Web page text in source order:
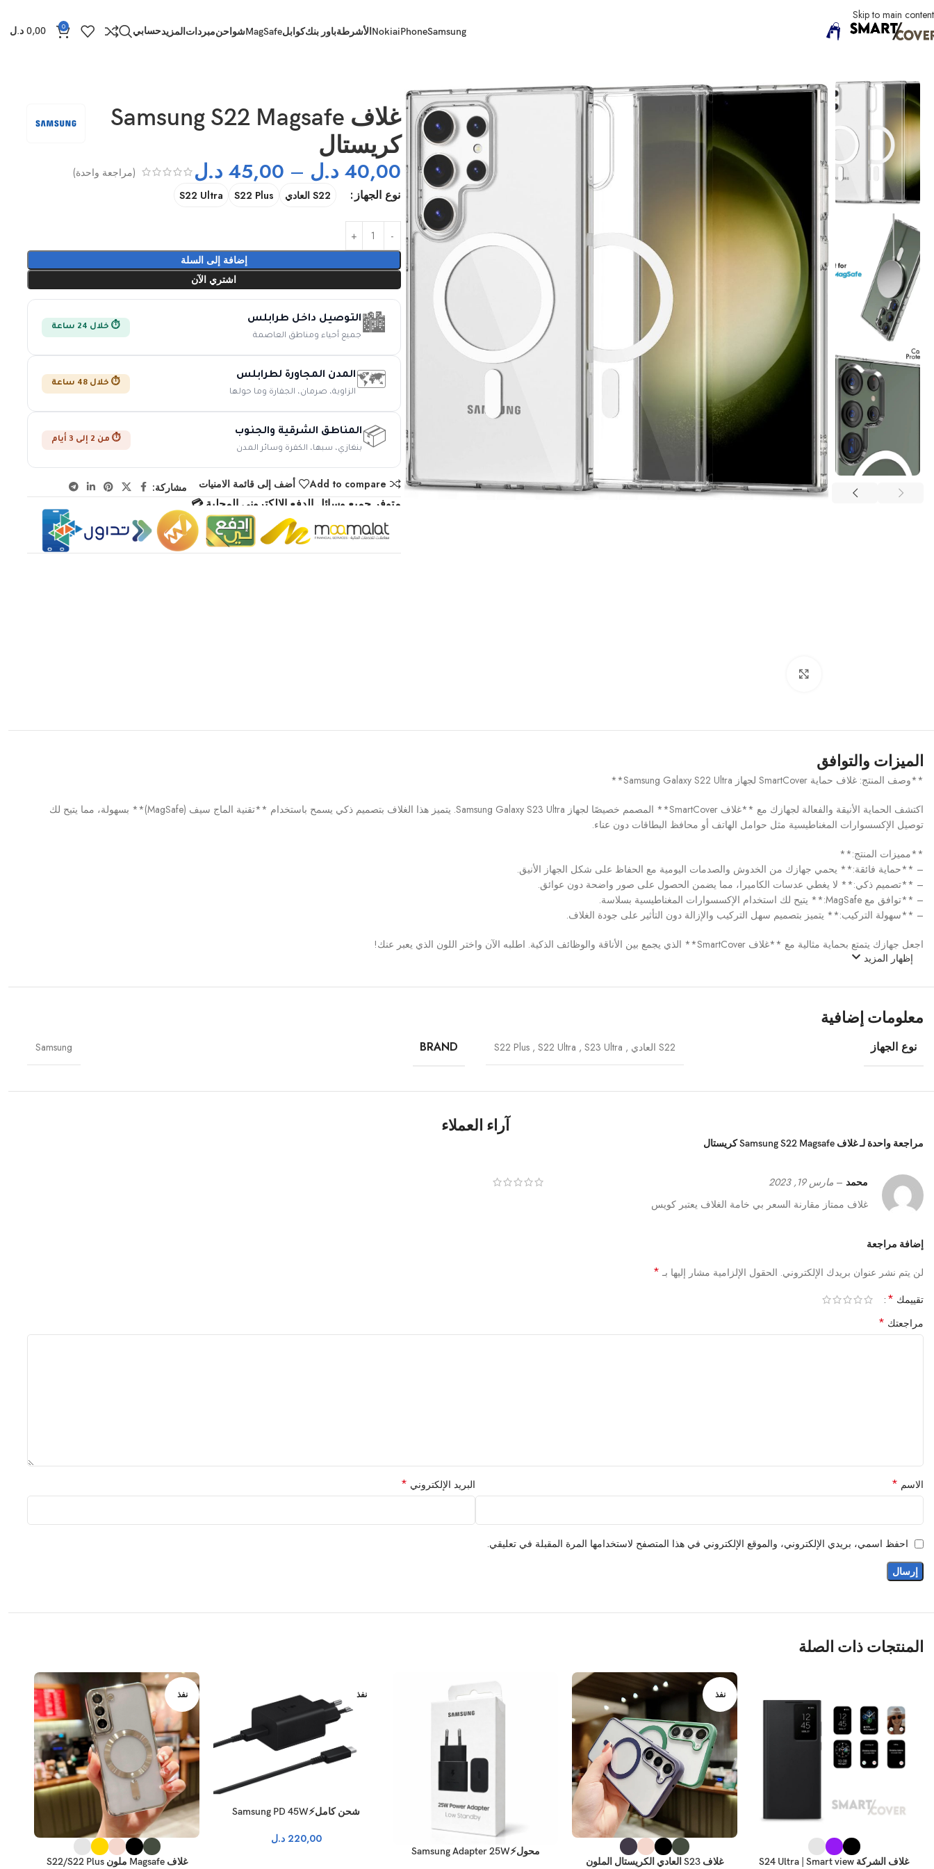
Skip to main content
Samsung
iPhone
Nokia الأشرطةباور بنككوابلMagSafeشواحنمبردات المزيدحسابي 0
0,00 د.ل
غلاف Samsung S22 Magsafe
كريستال
40,00 د.ل –
45,00 د.ل (مراجعة واحدة)
نوع الجهاز S22 العادي S22 Plus
S22 Ultra
إضافة إلى السلة
اشتري الآن
🏙️التوصيل داخل طرابلس
جميع أحياء ومناطق العاصمة
⏱️ خلال 24 ساعة
🗺️المدن المجاورة لطرابلس
الزاوية، صرمان، الجفارة وما حولها
⏱️ خلال 48 ساعة
📦المناطق الشرقية والجنوب
بنغازي، سبها، الكفرة وسائر المدن
⏱️ من 2 إلى 3 أيام
Add to compare أضف إلى قائمة الامنيات مشاركة:
متوفر جميع وسائل الدفع الإلكتروني المحلية 💳
الميزات والتوافق
**وصف المنتج: غلاف حماية SmartCover لجهاز Samsung Galaxy S22 Ultra**
اكتشف الحماية الأنيقة والفعالة لجهازك مع **غلاف SmartCover** المصمم خصيصًا لجهاز Samsung Galaxy S23 Ultra. يتميز هذا الغلاف بتصميم ذكي يسمح باستخدام **تقنية الماج سيف (MagSafe)** بسهولة، مما يتيح لك
توصيل الإكسسوارات المغناطيسية مثل حوامل الهاتف أو محافظ البطاقات دون عناء.
**مميزات المنتج:**
– **حماية فائقة:** يحمي جهازك من الخدوش والصدمات اليومية مع الحفاظ على شكل الجهاز الأنيق.
– **تصميم ذكي:** لا يغطي عدسات الكاميرا، مما يضمن الحصول على صور واضحة دون عوائق.
– **توافق مع MagSafe:** يتيح لك استخدام الإكسسوارات المغناطيسية بسلاسة.
– **سهولة التركيب:** يتميز بتصميم سهل التركيب والإزالة دون التأثير على جودة الغلاف.
اجعل جهازك يتمتع بحماية مثالية مع **غلاف SmartCover** الذي يجمع بين الأناقة والوظائف الذكية. اطلبه الآن واختر اللون الذي يعبر عنك!
إظهار المزيد
معلومات إضافية
نوع الجهاز S22 العادي ,
S22 Plus , S22 Ultra , S23 Ultra
BRAND
Samsung
آراء العملاء
مراجعة واحدة لـغلاف Samsung S22 Magsafe كريستال
محمد – مارس 19, 2023
غلاف ممتاز مقارنة السعر بي خامة الغلاف يعتبر كويس
إضافة مراجعة
لن يتم نشر عنوان بريدك الإلكتروني. الحقول الإلزامية مشار إليها بـ *
تقييمك *
مراجعتك *
الاسم * البريد الإلكتروني *
احفظ اسمي، بريدي الإلكتروني، والموقع الإلكتروني في هذا المتصفح لاستخدامها المرة المقبلة في تعليقي.
المنتجات ذات الصلة
غلاف الشركة S24 Ultra | Smart view
نفذ
غلاف S23 العادي الكريستال الملون
محول⚡Samsung Adapter 25W
نفذ
شحن كامل⚡Samsung PD 45W
220,00 د.ل
نفذ
غلاف Magsafe ملون S22/S22 Plus